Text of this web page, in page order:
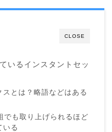
CLOSE
いるインスタントセッ
とは？略語などはある
でも取り上げられるほど
いる